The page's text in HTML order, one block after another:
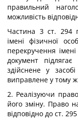
правильний
можливість
Частина 3 ст. 294
імені фізичної
перекручення
документ
здійснене у
виправлене у тому ж
2. Реалізуючи
його зміну. Право
відповідно до ст. 295